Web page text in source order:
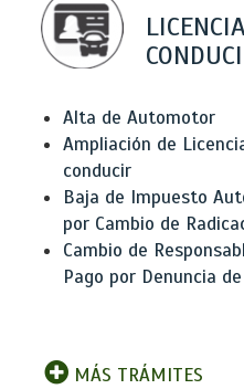
Alta de Automotor
Ampliación de
conducir
Baja de Impuesto
por Cambio de
Cambio de
Pago por Denuncia
MÁS TRÁMITES